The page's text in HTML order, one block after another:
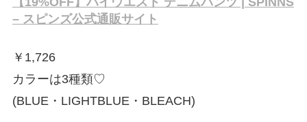
– スピンズ公式通販サイト
￥ 1,726
カラーは3種類♡
(BLUE・LIGHTBLUE・BLEACH)